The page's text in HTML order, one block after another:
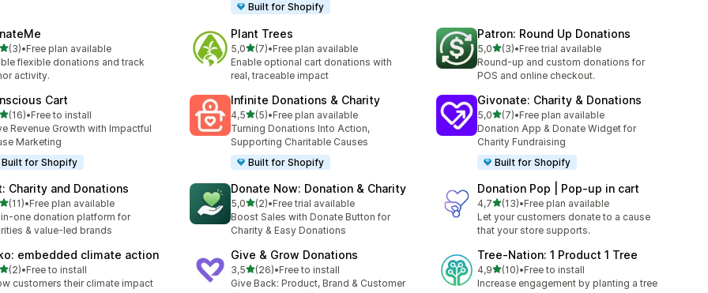
Built for Shopify
de 5 estrelas
(3)de avaliações
•Free plan available
flexible donations and track
activity.
Plant Trees
5,0de 5 estrelas
(7)
7 total de avaliações
•Free plan available
Enable optional cart donations with
real, traceable impact
Patron: Round Up Donations
5,0de 5 estrelas
(3)
3 total de avaliações
•Free trial available
Round-up and custom donations for
POS and online checkout.
Cart
de 5 estrelas
(16)de avaliações
•Free to install
Revenue Growth with Impactful
Marketing
Built for Shopify
Infinite Donations & Charity
4,5de 5 estrelas
(5)
5 total de avaliações
•Free plan available
Turning Donations Into Action,
Supporting Charitable Causes
Built for Shopify
Givonate: Charity & Donations
5,0de 5 estrelas
(7)
7 total de avaliações
•Free plan available
Donation App & Donate Widget for
Charity Fundraising
Built for Shopify
Charity and Donations
de 5 estrelas
(11)de avaliações
•Free plan available
one donation platform for
& value-led brands
Donate Now: Donation & Charity
5,0de 5 estrelas
(2)
2 total de avaliações
•Free trial available
Boost Sales with Donate Button for
Charity & Easy Donations
Donation Pop | Pop‑up in cart
4,7de 5 estrelas
(13)
13 total de avaliações
•Free plan available
Let your customers donate to a cause
that your store supports.
embedded climate action
de 5 estrelas
(2)de avaliações
•Free to install
customers their climate impact
Give & Grow Donations
3,5de 5 estrelas
(26)
26 total de avaliações
•Free to install
Give Back: Product, Brand & Customer
Tree‑Nation: 1 Product 1 Tree
4,9de 5 estrelas
(10)
10 total de avaliações
•Free to install
Increase engagement by planting a tree